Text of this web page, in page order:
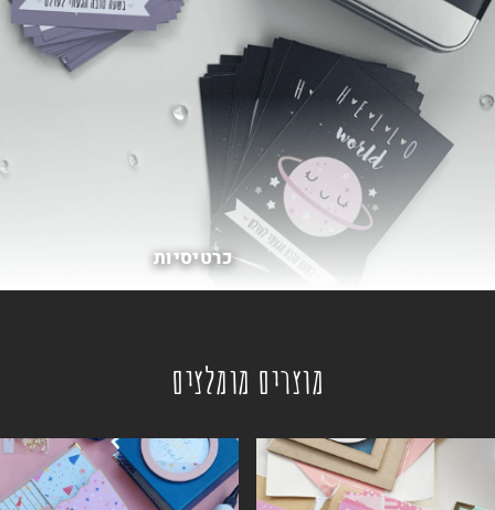
כרטיסיות
מוצרים מומלצים